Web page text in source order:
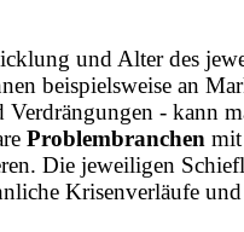
und Alter des
beispielsweise an
- kann
Problembranchen
Die jeweiligen
Krisenverläufe und